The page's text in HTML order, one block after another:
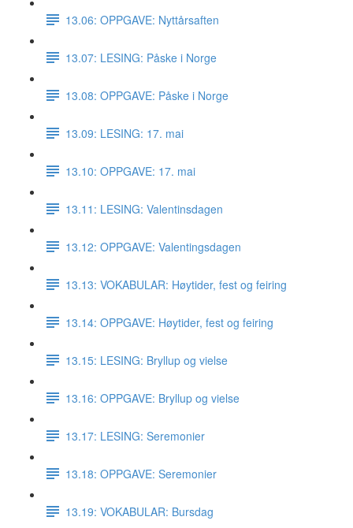
13.06: OPPGAVE: Nyttårsaften
13.07: LESING: Påske i Norge
13.08: OPPGAVE: Påske i Norge
13.09: LESING: 17. mai
13.10: OPPGAVE: 17. mai
13.11: LESING: Valentinsdagen
13.12: OPPGAVE: Valentingsdagen
13.13: VOKABULAR: Høytider, fest og feiring
13.14: OPPGAVE: Høytider, fest og feiring
13.15: LESING: Bryllup og vielse
13.16: OPPGAVE: Bryllup og vielse
13.17: LESING: Seremonier
13.18: OPPGAVE: Seremonier
13.19: VOKABULAR: Bursdag